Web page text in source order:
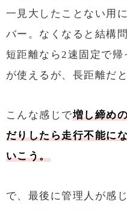
一見大したことない用
バー。なくなると結構
短距離なら2速固定で
が使えるが、長距離だ
こんな感じで増し締め
だりしたら走行不能に
いこう。
で、最後に管理人が感